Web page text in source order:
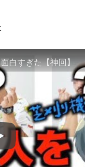
白すぎた【神回】